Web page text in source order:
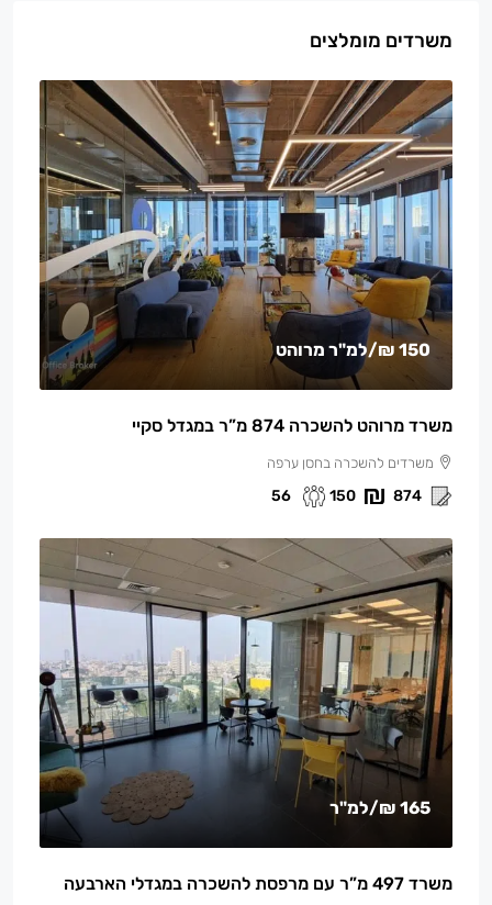
משרדים מומלצים
150 ₪ /למ"ר מרוהט
משרד מרוהט להשכרה 874 מ”ר במגדל סקיי
משרדים להשכרה בחסן ערפה
874
150
56
165 ₪ /למ"ר
משרד 497 מ”ר עם מרפסת להשכרה במגדלי הארבעה